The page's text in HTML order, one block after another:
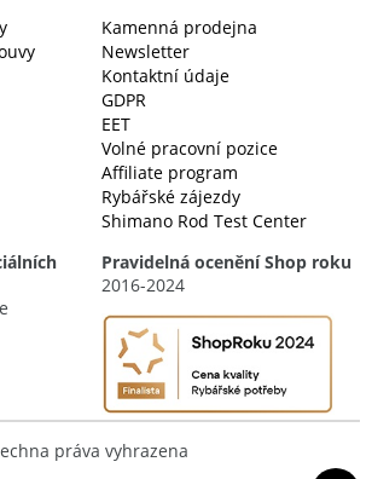
Kamenná prodejna
Newsletter
Kontaktní údaje
GDPR
EET
Volné pracovní pozice
Affiliate program
Rybářské zájezdy
Shimano Rod Test Center
Pravidelná ocenění Shop roku
2016-2024
práva vyhrazena